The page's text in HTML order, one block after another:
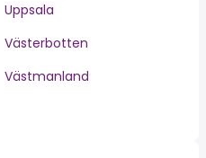
Uppsala
Västerbotten
Västmanland